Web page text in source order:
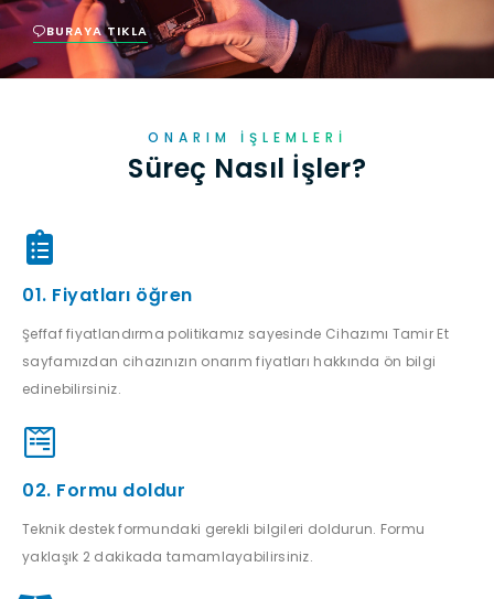
BURAYA TIKLA
ONARIM İŞLEMLERI
Süreç Nasıl İşler?
01. Fiyatları öğren
Şeffaf fiyatlandırma politikamız sayesinde Cihazımı Tamir Et
sayfamızdan cihazınızın onarım fiyatları hakkında ön bilgi
edinebilirsiniz.
02. Formu doldur
Teknik destek formundaki gerekli bilgileri doldurun. Formu
yaklaşık 2 dakikada tamamlayabilirsiniz.